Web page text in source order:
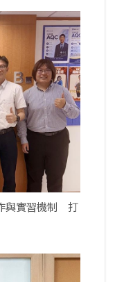
與實習機制 打